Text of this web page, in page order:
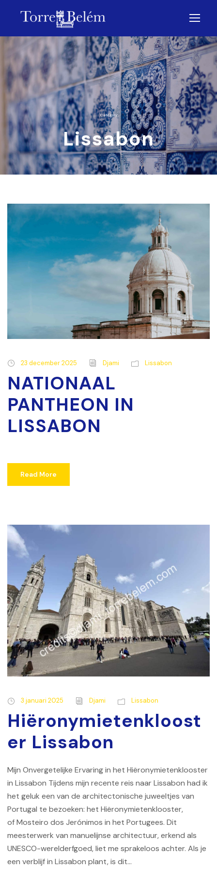
Category
Lissabon
23 december 2025 Djami Lissabon
NATIONAAL
PANTHEON IN
LISSABON
Read More
3 januari 2025 Djami Lissabon
Hiëronymietenkloost
er Lissabon
Mijn Onvergetelijke Ervaring in het Hiëronymietenklooster
in Lissabon Tijdens mijn recente reis naar Lissabon had ik
het geluk een van de architectonische juweeltjes van
Portugal te bezoeken: het Hiëronymietenklooster,
of Mosteiro dos Jerónimos in het Portugees. Dit
meesterwerk van manuelijnse architectuur, erkend als
UNESCO-werelderfgoed, liet me sprakeloos achter. Als je
een verblijf in Lissabon plant, is dit...